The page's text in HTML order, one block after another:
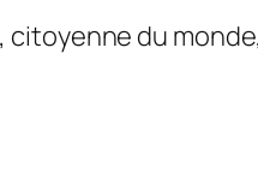
citoyenne du